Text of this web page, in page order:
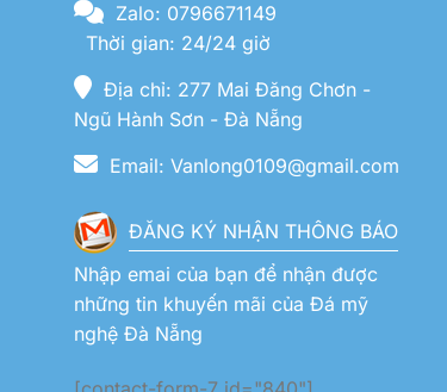
Zalo: 0796671149
Thời gian: 24/24 giờ
Địa chỉ: 277 Mai Đăng Chơn -
Ngũ Hành Sơn - Đà Nẵng
Email: Vanlong0109@gmail.com
ĐĂNG KÝ NHẬN THÔNG BÁO
Nhập emai của bạn để nhận được
những tin khuyến mãi của Đá mỹ
nghệ Đà Nẵng